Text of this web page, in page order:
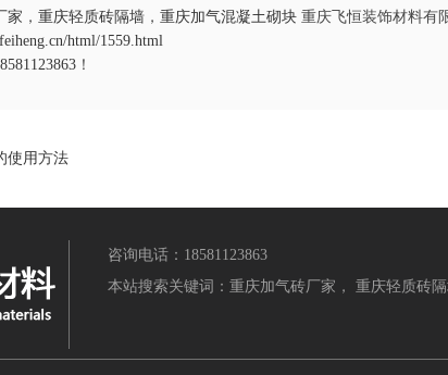
家 ， 重庆轻质砖隔墙 ， 重庆加气混凝土砌块 重庆飞恒装饰材料有
html/1559.html
！
使用方法
咨询电话：18581123863
本站搜索关键词： 重庆加气砖厂家 ， 重庆轻质砖